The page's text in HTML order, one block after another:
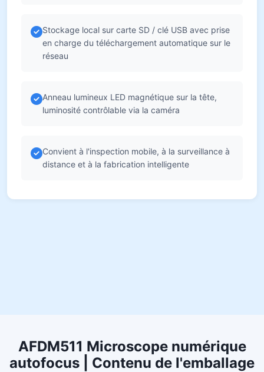
Stockage local sur carte SD / clé USB avec prise
en charge du téléchargement automatique sur le
réseau
Anneau lumineux LED magnétique sur la tête,
luminosité contrôlable via la caméra
Convient à l'inspection mobile, à la surveillance à
distance et à la fabrication intelligente
AFDM511 Microscope numérique
autofocus | Contenu de l'emballage